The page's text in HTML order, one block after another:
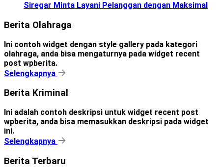
Siregar Minta Layani Pelanggan dengan Maksimal
Berita Olahraga
Ini contoh widget dengan style gallery pada kategori
olahraga, anda bisa mengaturnya pada widget recent
post wpberita.
Selengkapnya
Berita Kriminal
Ini adalah contoh deskripsi untuk widget recent post
wpberita, anda bisa memasukkan deskripsi pada widget
ini.
Selengkapnya
Berita Terbaru